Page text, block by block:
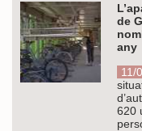
de
any
11/
620